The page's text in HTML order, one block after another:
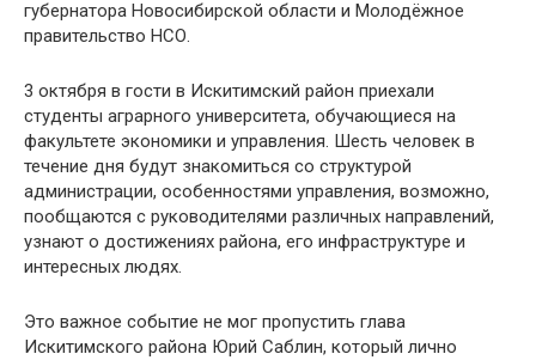
губернатора Новосибирской области и Молодёжное
правительство НСО.
3 октября в гости в Искитимский район приехали
студенты аграрного университета, обучающиеся на
факультете экономики и управления. Шесть человек в
течение дня будут знакомиться со структурой
администрации, особенностями управления, возможно,
пообщаются с руководителями различных направлений,
узнают о достижениях района, его инфраструктуре и
интересных людях.
Это важное событие не мог пропустить глава
Искитимского района Юрий Саблин, который лично